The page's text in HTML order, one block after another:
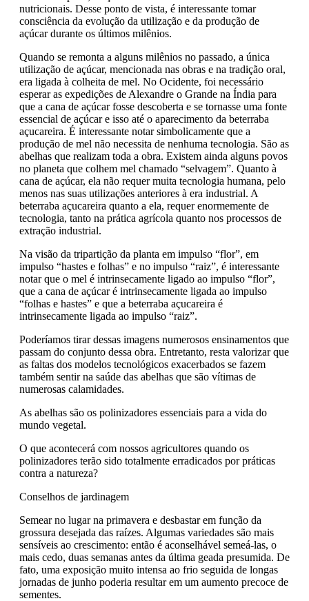
nutricionais. Desse ponto de vista, é interessante tomar
consciência da evolução da utilização e da produção de
açúcar durante os últimos milênios.
Quando se remonta a alguns milênios no passado, a única
utilização de açúcar, mencionada nas obras e na tradição oral,
era ligada à colheita de mel. No Ocidente, foi necessário
esperar as expedições de Alexandre o Grande na Índia para
que a cana de açúcar fosse descoberta e se tornasse uma fonte
essencial de açúcar e isso até o aparecimento da beterraba
açucareira. É interessante notar simbolicamente que a
produção de mel não necessita de nenhuma tecnologia. São as
abelhas que realizam toda a obra. Existem ainda alguns povos
no planeta que colhem mel chamado “selvagem”. Quanto à
cana de açúcar, ela não requer muita tecnologia humana, pelo
menos nas suas utilizações anteriores à era industrial. A
beterraba açucareira quanto a ela, requer enormemente de
tecnologia, tanto na prática agrícola quanto nos processos de
extração industrial.
Na visão da tripartição da planta em impulso “flor”, em
impulso “hastes e folhas” e no impulso “raiz”, é interessante
notar que o mel é intrinsecamente ligado ao impulso “flor”,
que a cana de açúcar é intrinsecamente ligada ao impulso
“folhas e hastes” e que a beterraba açucareira é
intrinsecamente ligada ao impulso “raiz”.
Poderíamos tirar dessas imagens numerosos ensinamentos que
passam do conjunto dessa obra. Entretanto, resta valorizar que
as faltas dos modelos tecnológicos exacerbados se fazem
também sentir na saúde das abelhas que são vítimas de
numerosas calamidades.
As abelhas são os polinizadores essenciais para a vida do
mundo vegetal.
O que acontecerá com nossos agricultores quando os
polinizadores terão sido totalmente erradicados por práticas
contra a natureza?
Conselhos de jardinagem
Semear no lugar na primavera e desbastar em função da
grossura desejada das raízes. Algumas variedades são mais
sensíveis ao crescimento: então é aconselhável semeá-las, o
mais cedo, duas semanas antes da última geada presumida. De
fato, uma exposição muito intensa ao frio seguida de longas
jornadas de junho poderia resultar em um aumento precoce de
sementes.